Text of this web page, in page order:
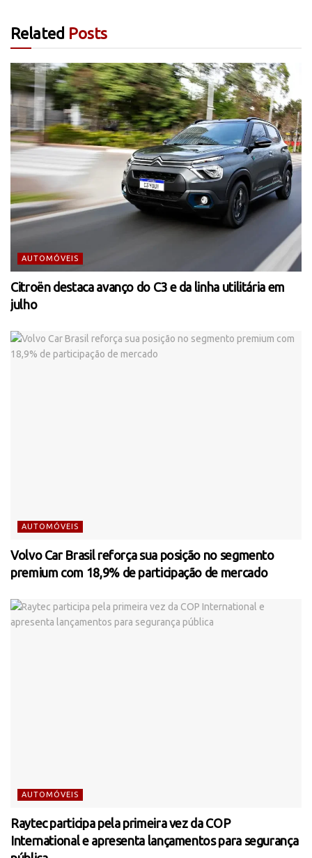
Related Posts
AUTOMÓVEIS
Citroën destaca avanço do C3 e da linha utilitária em
julho
AUTOMÓVEIS
Volvo Car Brasil reforça sua posição no segmento
premium com 18,9% de participação de mercado
AUTOMÓVEIS
Raytec participa pela primeira vez da COP
International e apresenta lançamentos para segurança